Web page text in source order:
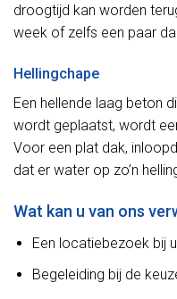
droogtijd kan worden
week of zelfs een paar
Hellingchape
Een hellende laag beton
wordt geplaatst, wordt
Voor een plat dak,
dat er water op zo’n
Wat kan u van ons
Een locatiebezoek bij
Begeleiding bij de